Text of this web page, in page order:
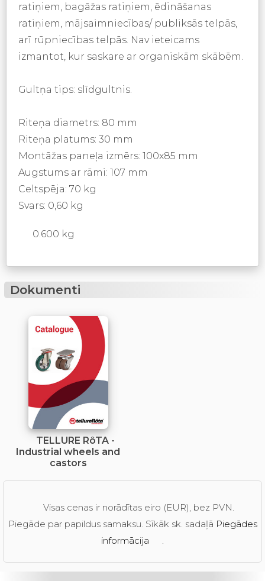
ratiņiem, bagāžas ratiņiem, ēdināšanas
ratiņiem, mājsaimniecības/ publiksās telpās,
arī rūpniecības telpās. Nav ieteicams
izmantot, kur saskare ar organiskām skābēm.
Gultņa tips: slīdgultnis.
Riteņa diametrs: 80 mm
Riteņa platums: 30 mm
Montāžas paneļa izmērs: 100x85 mm
Augstums ar rāmi: 107 mm
Celtspēja: 70 kg
Svars: 0,60 kg
0.600 kg
Dokumenti
TELLURE RôTA -
Industrial wheels and
castors
Visas cenas ir norādītas eiro (EUR), bez PVN.
Piegāde par papildus samaksu. Sīkāk sk. sadaļā Piegādes
informācija